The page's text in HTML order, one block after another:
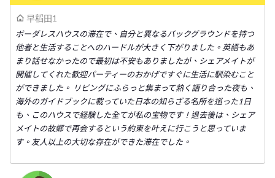
早稻田1
ボーダレスハウスの滞在で、自分と異なるバックグラウンドを持つ
他者と生活することへのハードルが大きく下がりました。英語もあ
まり話せなかったので最初は不安もありましたが、シェアメイトが
開催してくれた歓迎パーティーのおかげですぐに生活に馴染むこと
ができました。 リビングにふらっと集まって熱く語り合った夜も、
海外のガイドブックに載っていた日本の知らざる名所を巡った1日
も、このハウスで経験した全てが私の宝物です！退去後は、シェア
メイトの故郷で再会するという約束を叶えに行こうと思っていま
す。友人以上の大切な存在ができた滞在でした。